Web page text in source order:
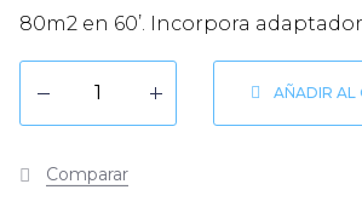
80m2 en 60’. Incorpora
AÑADIR AL
Comparar